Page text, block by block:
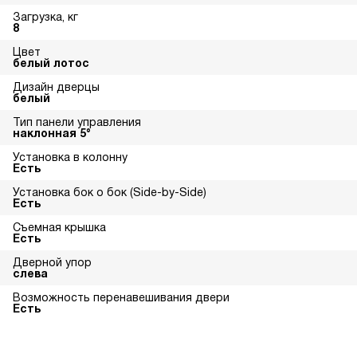
Загрузка, кг
8
Цвет
белый лотос
Дизайн дверцы
белый
Тип панели управления
наклонная 5°
Установка в колонну
Есть
Установка бок о бок (Side-by-Side)
Есть
Съемная крышка
Есть
Дверной упор
слева
Возможность перенавешивания двери
Есть